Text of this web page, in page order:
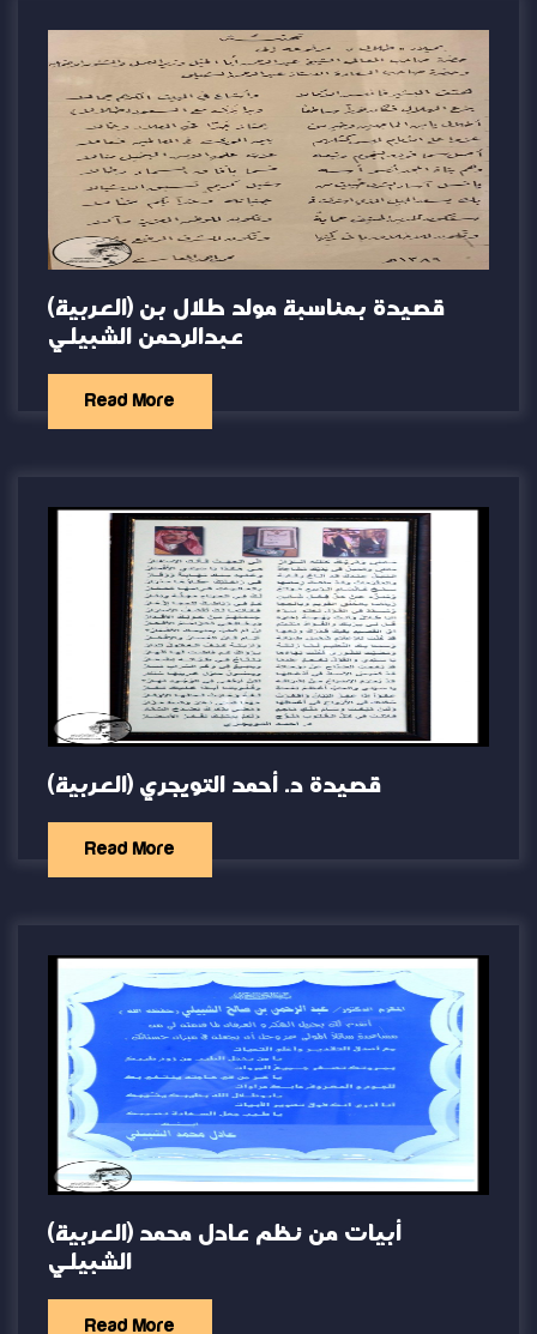
(العربية) قصيدة بمناسبة مولد طلال بن
عبدالرحمن الشبيلي
Read More
(العربية) قصيدة د. أحمد التويجري
Read More
(العربية) أبيات من نظم عادل محمد
الشبيلي
Read More